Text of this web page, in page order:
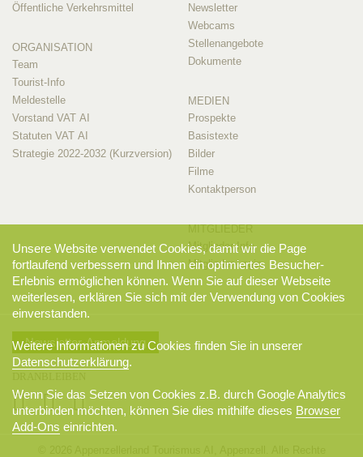
Öffentliche Verkehrsmittel
ORGANISATION
Team
Tourist-Info
Meldestelle
Vorstand VAT AI
Statuten VAT AI
Strategie 2022-2032 (Kurzversion)
Newsletter
Webcams
Stellenangebote
Dokumente
MEDIEN
Prospekte
Basistexte
Bilder
Filme
Kontaktperson
MITGLIEDER
Mitglieder-Info
Mitglieder-Login
Newsletter-Anmeldung
Unsere Website verwendet Cookies, damit wir die Page
fortlaufend verbessern und Ihnen ein optimiertes Besucher-
Erlebnis ermöglichen können. Wenn Sie auf dieser Webseite
weiterlesen, erklären Sie sich mit der Verwendung von Cookies
einverstanden.
Weitere Informationen zu Cookies finden Sie in unserer
Datenschutzerklärung.
Wenn Sie das Setzen von Cookies z.B. durch Google Analytics
unterbinden möchten, können Sie dies mithilfe dieses Browser
Add-Ons einrichten.